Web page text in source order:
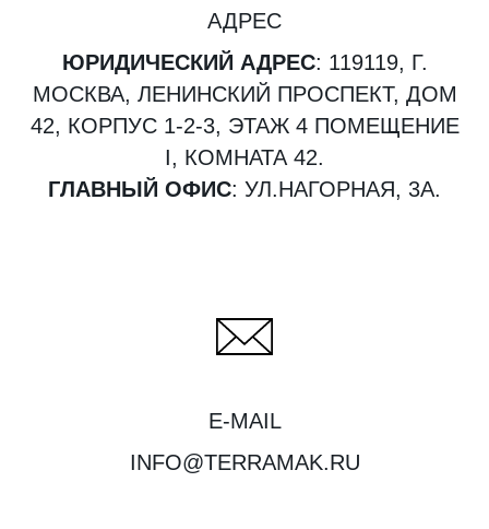
АДРЕС
ЮРИДИЧЕСКИЙ АДРЕС: 119119, Г.
МОСКВА, ЛЕНИНСКИЙ ПРОСПЕКТ, ДОМ
42, КОРПУС 1-2-3, ЭТАЖ 4 ПОМЕЩЕНИЕ
I, КОМНАТА 42.
ГЛАВНЫЙ ОФИС: УЛ.НАГОРНАЯ, 3А.
E-MAIL
INFO@TERRAMAK.RU